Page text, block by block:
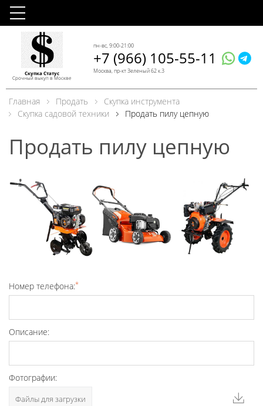
Скупка Статус
Срочный выкуп в Москве
пн-вс, 9:00-21:00
+7 (966) 105-55-11
Москва, пр-кт Зеленый 62 к.3
Главная Продать
Скупка инструмента
Скупка садовой техники
Продать пилу цепную
Продать пилу цепную
Номер телефона:*
Описание:
Фотографии:
Файлы для загрузки